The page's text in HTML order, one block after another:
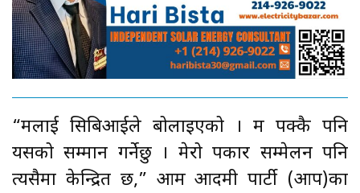
“मलाई सिबिआईले बोलाइएको । म पक्कै पनि
यसको सम्मान गर्नेछु । मेरो पत्रकार सम्मेलन पनि
त्यसैमा केन्द्रित छ,” आम आदमी पार्टी (आप)का